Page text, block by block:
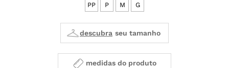
PP P M G
medidas do produto